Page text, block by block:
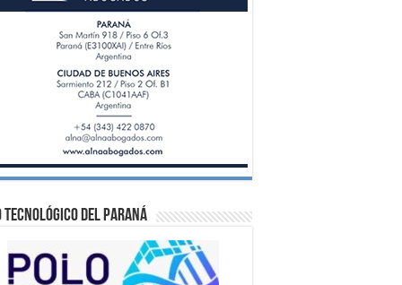
Tecnológico del Paraná